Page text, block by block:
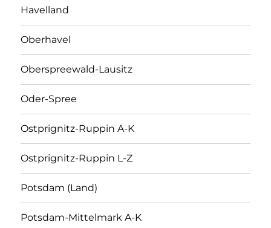
Havelland
Oberhavel
Oberspreewald-Lausitz
Oder-Spree
Ostprignitz-Ruppin A-K
Ostprignitz-Ruppin L-Z
Potsdam (Land)
Potsdam-Mittelmark A-K